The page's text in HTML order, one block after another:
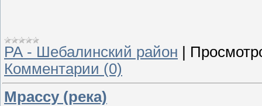
РА - Шебалинский район
Комментарии (0)
Мрассу (река)